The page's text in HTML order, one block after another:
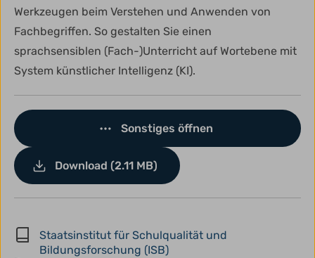
Werkzeugen beim Verstehen und Anwenden von
Fachbegriffen. So gestalten Sie einen
sprachsensiblen (Fach-)Unterricht auf Wortebene mit
System künstlicher Intelligenz (KI).
Sonstiges öffnen
Download (2.11 MB)
Staatsinstitut für Schulqualität und
Bildungsforschung (ISB)